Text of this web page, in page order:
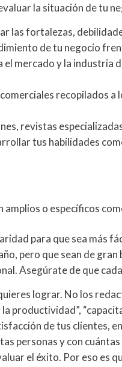
la situación de tu
las fortalezas,
de tu negocio
el mercado y la industria
recopilados
revistas
tus habilidades
amplios o específicos
para que sea más
pero que sean de
Asegúrate de que
lograr. No los
productividad”,
de tus clientes,
personas y con
el éxito. Por eso es